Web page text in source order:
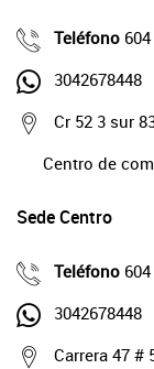
Teléfono
3042678448
Cr 52 3 sur
Centro de
Sede Centro
Teléfono
3042678448
Carrera 47 #